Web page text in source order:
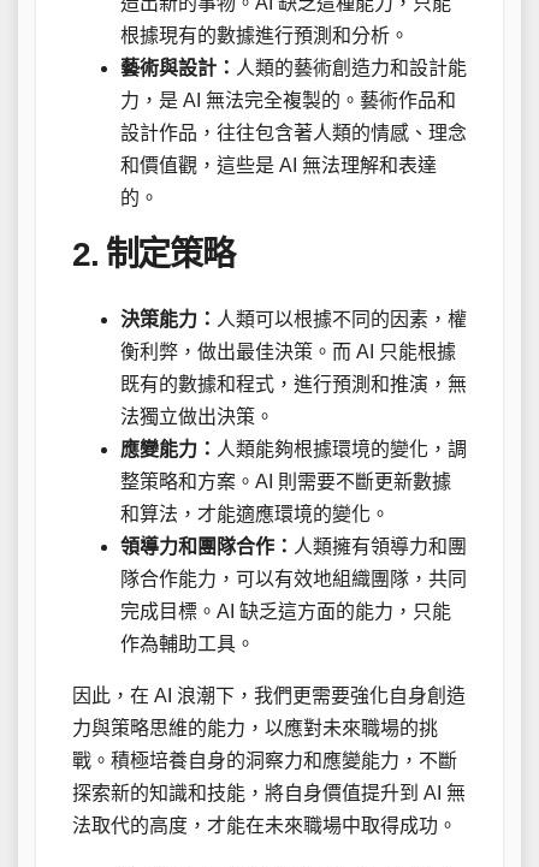
根據現有的數據進行預測和分析。
藝術與設計： 人類的藝術創造力和設計能
力，是 AI 無法完全複製的。藝術作品和
設計作品，往往包含著人類的情感、理念
和價值觀，這些是 AI 無法理解和表達
的。
2. 制定策略
決策能力： 人類可以根據不同的因素，權
衡利弊，做出最佳決策。而 AI 只能根據
既有的數據和程式，進行預測和推演，無
法獨立做出決策。
應變能力： 人類能夠根據環境的變化，調
整策略和方案。AI 則需要不斷更新數據
和算法，才能適應環境的變化。
領導力和團隊合作： 人類擁有領導力和團
隊合作能力，可以有效地組織團隊，共同
完成目標。AI 缺乏這方面的能力，只能
作為輔助工具。
因此，在 AI 浪潮下，我們更需要強化自身創造
力與策略思維的能力，以應對未來職場的挑
戰。積極培養自身的洞察力和應變能力，不斷
探索新的知識和技能，將自身價值提升到 AI 無
法取代的高度，才能在未來職場中取得成功。